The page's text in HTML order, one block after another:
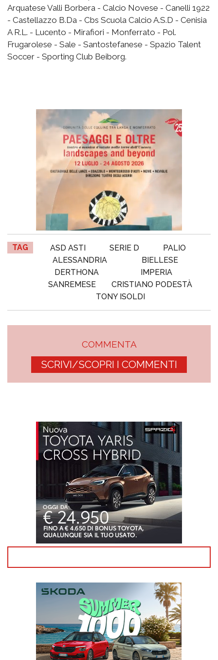
Arquatese Valli Borbera - Calcio Novese - Canelli 1922
- Castellazzo B.Da - Cbs Scuola Calcio A.S.D - Cenisia
A R.L. - Lucento - Mirafiori - Monferrato - Pol.
Frugarolese - Sale - Santostefanese - Spazio Talent
Soccer - Sporting Club Beiborg.
TAG ASD ASTI SERIE D
PALIO
ALESSANDRIA
BIELLESE
DERTHONA
IMPERIA
SANREMESE
CRISTIANO PODESTÀ
TONY ISOLDI
COMMENTA
SCRIVI/SCOPRI I COMMENTI